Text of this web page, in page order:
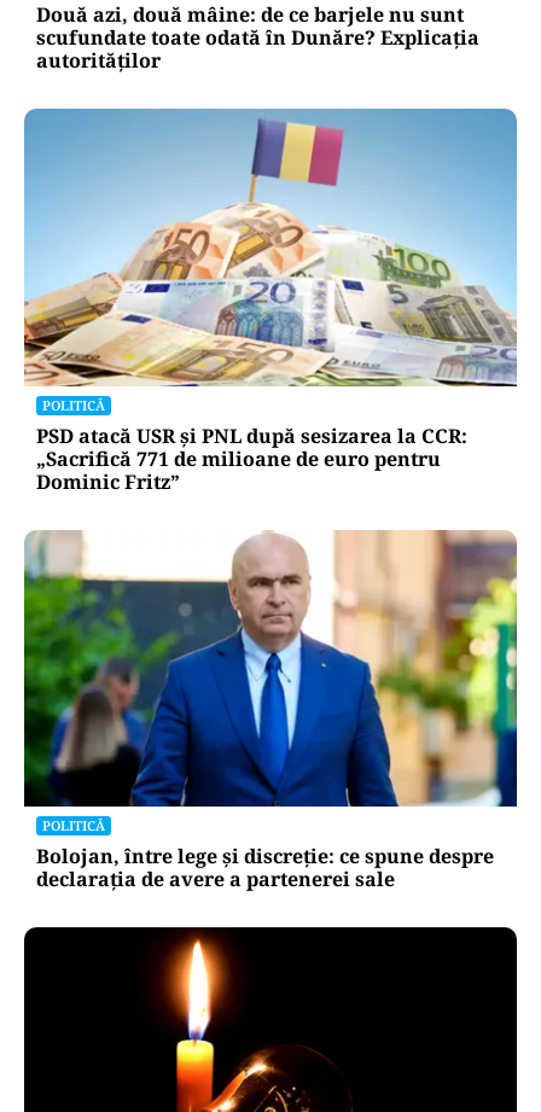
Două azi, două mâine: de ce barjele nu sunt
scufundate toate odată în Dunăre? Explicația
autorităților
POLITICĂ
PSD atacă USR și PNL după sesizarea la CCR:
„Sacrifică 771 de milioane de euro pentru
Dominic Fritz”
POLITICĂ
Bolojan, între lege și discreție: ce spune despre
declarația de avere a partenerei sale